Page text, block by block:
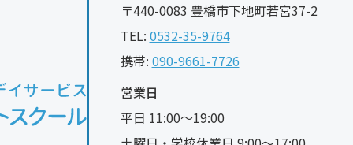
〒440-0083 豊橋市下地町若宮37-2
TEL: 0532-35-9764
携帯: 090-9661-7726
営業日
平日 11:00〜19:00